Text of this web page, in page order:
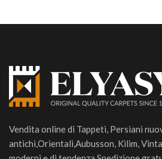
Vendita online di Tappeti, Persiani
antichi,Orientali,Aubusson, Kilim,